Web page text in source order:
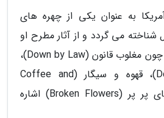
به عنوان یکی از چهره های
می گردد و از آثار مطرح او
می توان به فیلم هایی چون مغلوب قانون (Down by Law)،
مرد مرده (Dead Man)، قهوه و سیگار (Coffee and
Cigarettes) و گل های پر پر (Broken Flowers) اشاره